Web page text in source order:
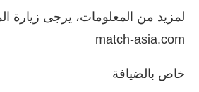
لمزيد من المعلومات، يرجى زيارة
match-asia.com
خاص بالضيافة